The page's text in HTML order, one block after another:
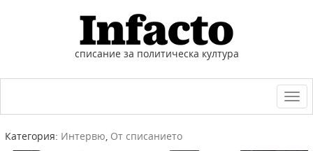
списание за политическа култура
Категория: Интервю, От списанието